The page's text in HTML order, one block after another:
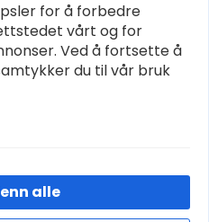
for å forbedre
vårt og for
Ved å fortsette å
du til vår bruk
alle